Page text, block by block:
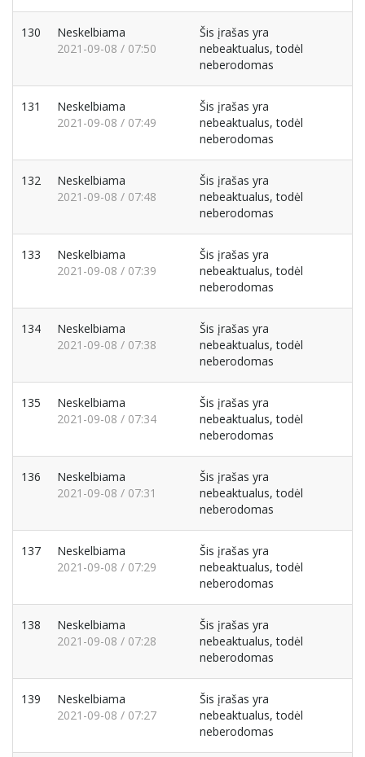
130
Neskelbiama
2021-09-08 / 07:50
Šis įrašas yra
nebeaktualus, todėl
neberodomas
131
Neskelbiama
2021-09-08 / 07:49
Šis įrašas yra
nebeaktualus, todėl
neberodomas
132
Neskelbiama
2021-09-08 / 07:48
Šis įrašas yra
nebeaktualus, todėl
neberodomas
133
Neskelbiama
2021-09-08 / 07:39
Šis įrašas yra
nebeaktualus, todėl
neberodomas
134
Neskelbiama
2021-09-08 / 07:38
Šis įrašas yra
nebeaktualus, todėl
neberodomas
135
Neskelbiama
2021-09-08 / 07:34
Šis įrašas yra
nebeaktualus, todėl
neberodomas
136
Neskelbiama
2021-09-08 / 07:31
Šis įrašas yra
nebeaktualus, todėl
neberodomas
137
Neskelbiama
2021-09-08 / 07:29
Šis įrašas yra
nebeaktualus, todėl
neberodomas
138
Neskelbiama
2021-09-08 / 07:28
Šis įrašas yra
nebeaktualus, todėl
neberodomas
139
Neskelbiama
2021-09-08 / 07:27
Šis įrašas yra
nebeaktualus, todėl
neberodomas